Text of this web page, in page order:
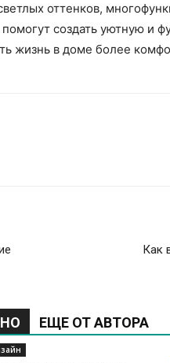
оттенков,
создать уютную и
жизнь в доме более
Как
ЕЩЕ ОТ АВТОРА